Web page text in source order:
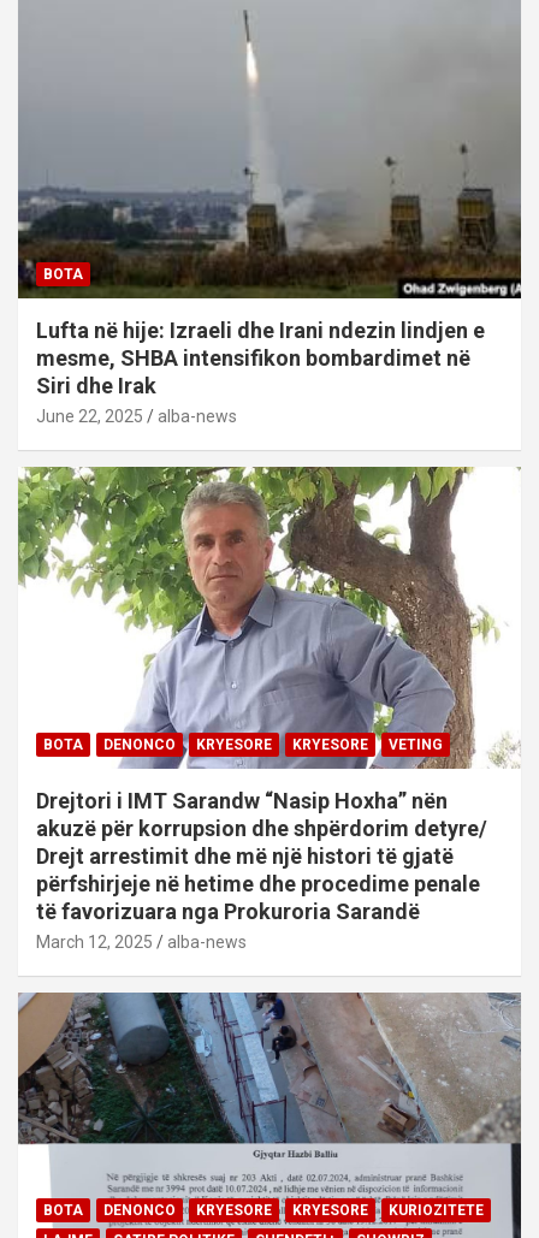
BOTA
Lufta në hije: Izraeli dhe Irani ndezin lindjen e
mesme, SHBA intensifikon bombardimet në
Siri dhe Irak
June 22, 2025 alba-news
BOTA DENONCO KRYESORE KRYESORE VETING
Drejtori i IMT Sarandw “Nasip Hoxha” nën
akuzë për korrupsion dhe shpërdorim detyre/
Drejt arrestimit dhe më një histori të gjatë
përfshirjeje në hetime dhe procedime penale
të favorizuara nga Prokuroria Sarandë
March 12, 2025 alba-news
BOTA DENONCO KRYESORE KRYESORE
KURIOZITETE